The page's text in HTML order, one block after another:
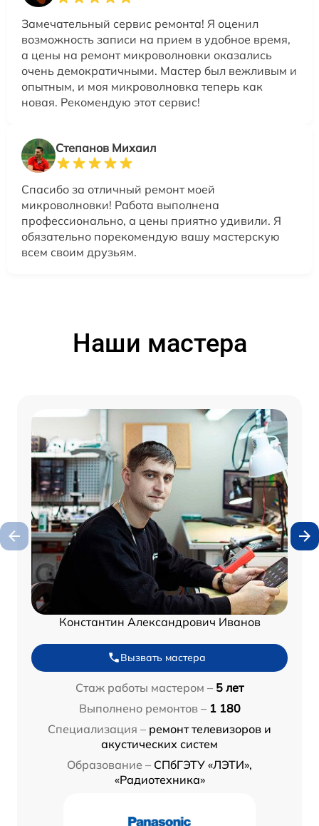
Замечательный сервис ремонта! Я оценил
возможность записи на прием в удобное время,
а цены на ремонт микроволновки оказались
очень демократичными. Мастер был вежливым и
опытным, и моя микроволновка теперь как
новая. Рекомендую этот сервис!
Степанов Михаил
Спасибо за отличный ремонт моей
микроволновки! Работа выполнена
профессионально, а цены приятно удивили. Я
обязательно порекомендую вашу мастерскую
всем своим друзьям.
Наши мастера
Константин Александрович Иванов
Вызвать мастера
Стаж работы мастером – 5 лет
Выполнено ремонтов – 1 180
Специализация – ремонт телевизоров и
акустических систем
Образование – СПбГЭТУ «ЛЭТИ»,
«Радиотехника»